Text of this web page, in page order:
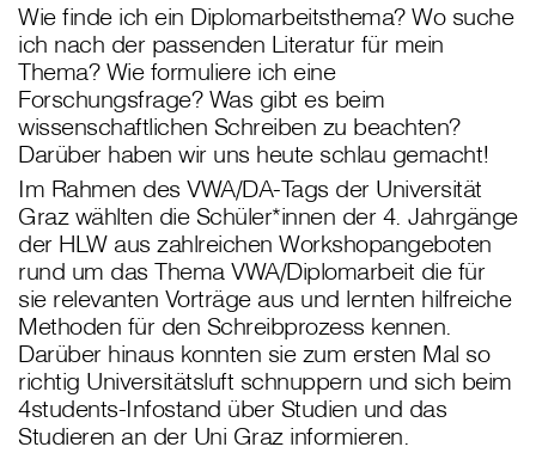
Wie finde ich ein Diplomarbeitsthema? Wo suche
ich nach der passenden Literatur für mein
Thema? Wie formuliere ich eine
Forschungsfrage? Was gibt es beim
wissenschaftlichen Schreiben zu beachten?
Darüber haben wir uns heute schlau gemacht!
Im Rahmen des VWA/DA-Tags der Universität
Graz wählten die Schüler*innen der 4. Jahrgänge
der HLW aus zahlreichen Workshopangeboten
rund um das Thema VWA/Diplomarbeit die für
sie relevanten Vorträge aus und lernten hilfreiche
Methoden für den Schreibprozess kennen.
Darüber hinaus konnten sie zum ersten Mal so
richtig Universitätsluft schnuppern und sich beim
4students-Infostand über Studien und das
Studieren an der Uni Graz informieren.